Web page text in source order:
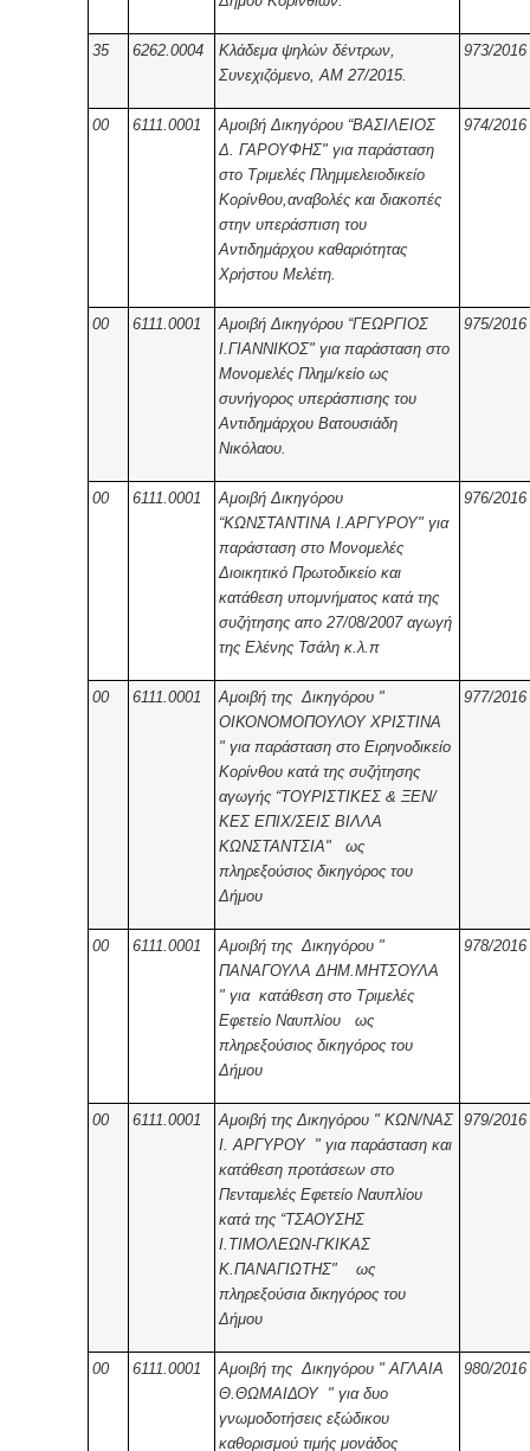
35 6262.0004
Κλάδεμα ψηλών δέντρων,
Συνεχιζόμενο, ΑΜ 27/2015.
973/2016
00 6111.0001
Αμοιβή Δικηγόρου “ΒΑΣΙΛΕΙΟΣ
Δ. ΓΑΡΟΥΦΗΣ" για παράσταση
στο Τριμελές Πλημμελειοδικείο
Κορίνθου,αναβολές και διακοπές
στην υπεράσπιση του
Αντιδημάρχου καθαριότητας
Χρήστου Μελέτη.
974/2016
00 6111.0001
Αμοιβή Δικηγόρου “ΓΕΩΡΓΙΟΣ
Ι.ΓΙΑΝΝΙΚΟΣ" για παράσταση στο
Μονομελές Πλημ/κείο ως
συνήγορος υπεράσπισης του
Αντιδημάρχου Βατουσιάδη
Νικόλαου.
975/2016
00 6111.0001
Αμοιβή Δικηγόρου
“ΚΩΝΣΤΑΝΤΙΝΑ Ι.ΑΡΓΥΡΟΥ" για
παράσταση στο Μονομελές
Διοικητικό Πρωτοδικείο και
κατάθεση υπομνήματος κατά της
συζήτησης απο 27/08/2007 αγωγή
της Ελένης Τσάλη κ.λ.π
976/2016
00 6111.0001
Αμοιβή της Δικηγόρου "
ΟΙΚΟΝΟΜΟΠΟΥΛΟΥ ΧΡΙΣΤΙΝΑ
" για παράσταση στο Ειρηνοδικείο
Κορίνθου κατά της συζήτησης
αγωγής “ΤΟΥΡΙΣΤΙΚΕΣ & ΞΕΝ/
ΚΕΣ ΕΠΙΧ/ΣΕΙΣ ΒΙΛΛΑ
ΚΩΝΣΤΑΝΤΣΙΑ" ως
πληρεξούσιος δικηγόρος του
Δήμου
977/2016
00 6111.0001
Αμοιβή της Δικηγόρου "
ΠΑΝΑΓΟΥΛΑ ΔΗΜ.ΜΗΤΣΟΥΛΑ
" για κατάθεση στο Τριμελές
Εφετείο Ναυπλίου ως
πληρεξούσιος δικηγόρος του
Δήμου
978/2016
00 6111.0001
Αμοιβή της Δικηγόρου " ΚΩΝ/ΝΑΣ
Ι. ΑΡΓΥΡΟΥ " για παράσταση και
κατάθεση προτάσεων στο
Πενταμελές Εφετείο Ναυπλίου
κατά της “ΤΣΑΟΥΣΗΣ
Ι.ΤΙΜΟΛΕΩΝ-ΓΚΙΚΑΣ
Κ.ΠΑΝΑΓΙΩΤΗΣ" ως
πληρεξούσια δικηγόρος του
Δήμου
979/2016
00 6111.0001
Αμοιβή της Δικηγόρου " ΑΓΛΑΙΑ
Θ.ΘΩΜΑΙΔΟΥ " για δυο
γνωμοδοτήσεις εξώδικου
καθορισμού τιμής μονάδος
980/2016